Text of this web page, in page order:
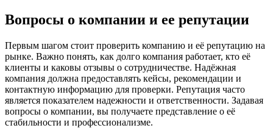
Вопросы о компании и ее репутации
Первым шагом стоит проверить компанию и её репутацию на
рынке. Важно понять, как долго компания работает, кто её
клиенты и каковы отзывы о сотрудничестве. Надёжная
компания должна предоставлять кейсы, рекомендации и
контактную информацию для проверки. Репутация часто
является показателем надежности и ответственности. Задавая
вопросы о компании, вы получаете представление о её
стабильности и профессионализме.